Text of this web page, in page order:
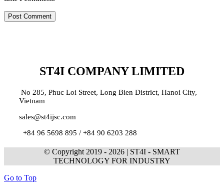
ST4I COMPANY LIMITED
No 285, Phuc Loi Street, Long Bien District, Hanoi City,
Vietnam
sales@st4ijsc.com
+84 96 5698 895 / +84 90 6203 288
© Copyright 2019 - 2026 | ST4I - SMART
TECHNOLOGY FOR INDUSTRY
Go to Top